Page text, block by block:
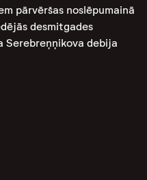
pārvēršas noslēpumainā
desmitgades
Serebreņņikova debija